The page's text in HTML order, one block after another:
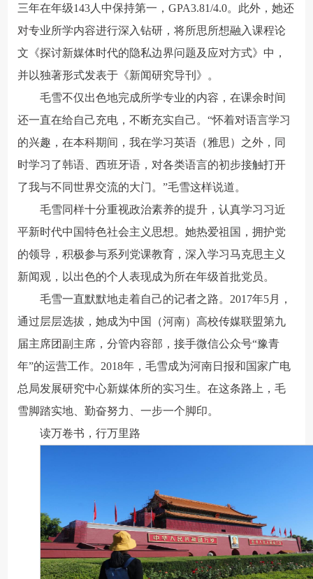
三年在年级143人中保持第一，GPA3.81/4.0。此外，她还
对专业所学内容进行深入钻研，将所思所想融入课程论
文《探讨新媒体时代的隐私边界问题及应对方式》中，
并以独著形式发表于《新闻研究导刊》。
毛雪不仅出色地完成所学专业的内容，在课余时间
还一直在给自己充电，不断充实自己。“怀着对语言学习
的兴趣，在本科期间，我在学习英语（雅思）之外，同
时学习了韩语、西班牙语，对各类语言的初步接触打开
了我与不同世界交流的大门。”毛雪这样说道。
毛雪同样十分重视政治素养的提升，认真学习习近
平新时代中国特色社会主义思想。她热爱祖国，拥护党
的领导，积极参与系列党课教育，深入学习马克思主义
新闻观，以出色的个人表现成为所在年级首批党员。
毛雪一直默默地走着自己的记者之路。2017年5月，
通过层层选拔，她成为中国（河南）高校传媒联盟第九
届主席团副主席，分管内容部，接手微信公众号“豫青
年”的运营工作。2018年，毛雪成为河南日报和国家广电
总局发展研究中心新媒体所的实习生。在这条路上，毛
雪脚踏实地、勤奋努力、一步一个脚印。
读万卷书，行万里路